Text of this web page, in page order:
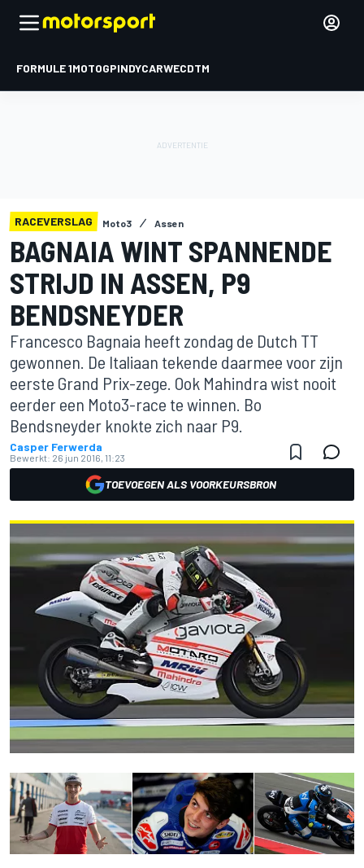
FORMULE 1MOTOGPINDYCARWECDTM
RACEVERSLAG Moto3 Assen
BAGNAIA WINT SPANNENDE
STRIJD IN ASSEN, P9
BENDSNEYDER
Francesco Bagnaia heeft zondag de Dutch TT
gewonnen. De Italiaan tekende daarmee voor zijn
eerste Grand Prix-zege. Ook Mahindra wist nooit
eerder een Moto3-race te winnen. Bo
Bendsneyder knokte zich naar P9.
Casper Ferwerda
Bewerkt: 26 jun 2016, 11:23
TOEVOEGEN ALS VOORKEURSBRON